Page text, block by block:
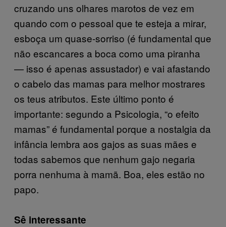
cruzando uns olhares marotos de vez em
quando com o pessoal que te esteja a mirar,
esboça um quase-sorriso (é fundamental que
não escancares a boca como uma piranha
— isso é apenas assustador) e vai afastando
o cabelo das mamas para melhor mostrares
os teus atributos. Este último ponto é
importante: segundo a Psicologia, “o efeito
mamas” é fundamental porque a nostalgia da
infância lembra aos gajos as suas mães e
todas sabemos que nenhum gajo negaria
porra nenhuma à mamã. Boa, eles estão no
papo.
Sê interessante